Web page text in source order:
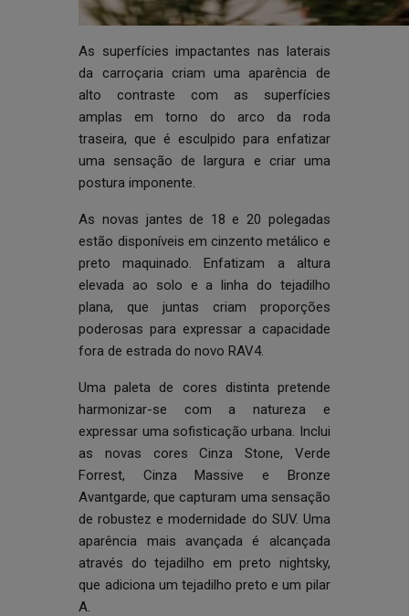
As superfícies impactantes nas laterais
da carroçaria criam uma aparência de
alto contraste com as superfícies
amplas em torno do arco da roda
traseira, que é esculpido para enfatizar
uma sensação de largura e criar uma
postura imponente.
As novas jantes de 18 e 20 polegadas
estão disponíveis em cinzento metálico e
preto maquinado. Enfatizam a altura
elevada ao solo e a linha do tejadilho
plana, que juntas criam proporções
poderosas para expressar a capacidade
fora de estrada do novo RAV4.
Uma paleta de cores distinta pretende
harmonizar-se com a natureza e
expressar uma sofisticação urbana. Inclui
as novas cores Cinza Stone, Verde
Forrest, Cinza Massive e Bronze
Avantgarde, que capturam uma sensação
de robustez e modernidade do SUV. Uma
aparência mais avançada é alcançada
através do tejadilho em preto nightsky,
que adiciona um tejadilho preto e um pilar
A.